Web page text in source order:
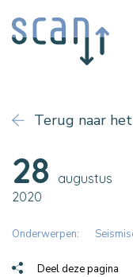
Terug naar
28 augustus
2020
Onderwerpen:
Deel deze pagina